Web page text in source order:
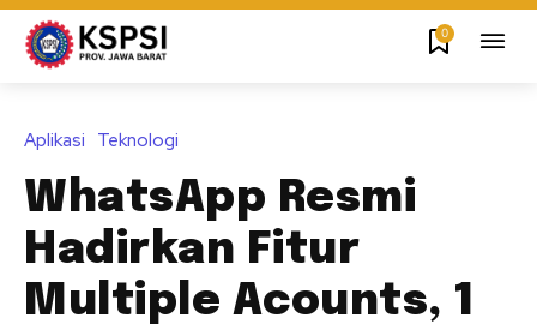
0
Aplikasi Teknologi
WhatsApp Resmi
Hadirkan Fitur
Multiple Acounts, 1